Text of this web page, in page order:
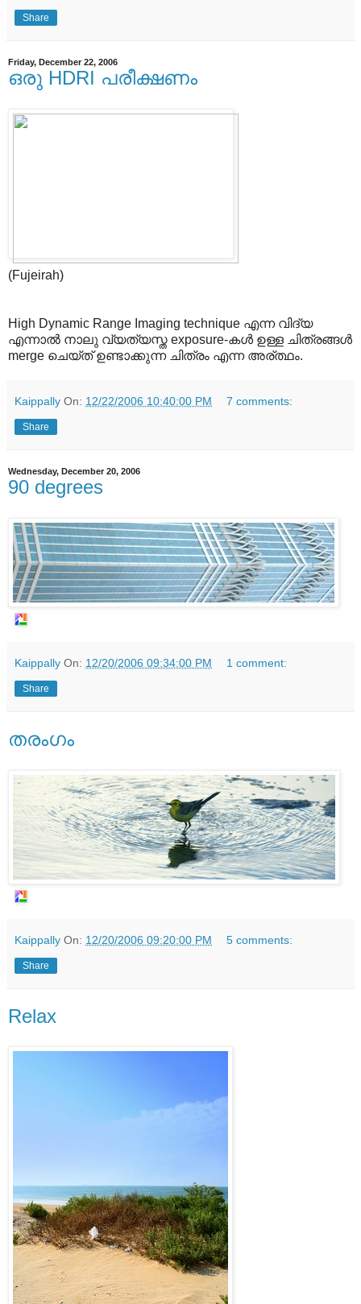
Share
Friday, December 22, 2006
ഒരു HDRI പരീക്ഷണം
(Fujeirah)
High Dynamic Range Imaging technique എന്ന വിദ്യ
എന്നാല്‍ നാലു വ്യത്യസ്ത exposure-കള്‍ ഉള്ള ചിത്രങ്ങള്‍
merge ചെയ്ത് ഉണ്ടാക്കുന്ന ചിത്രം എന്ന അര്ത്ഥം.
Kaippally On: 12/22/2006 10:40:00 PM 7 comments:
Share
Wednesday, December 20, 2006
90 degrees
Kaippally On: 12/20/2006 09:34:00 PM 1 comment:
Share
തരംഗം
Kaippally On: 12/20/2006 09:20:00 PM 5 comments:
Share
Relax